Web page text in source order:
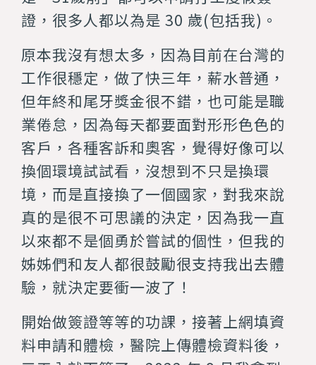
證，很多人都以為是 30 歲(包括我)。
原本我沒有想太多，因為目前在台灣的
工作很穩定，做了快三年，薪水普通，
但年終和尾牙獎金很不錯，也可能是職
業倦怠，因為每天都要面對形形色色的
客戶，各種客訴和奧客，覺得好像可以
換個環境試試看，沒想到不只是換環
境，而是直接換了一個國家，對我來說
真的是很不可思議的決定，因為我一直
以來都不是個勇於嘗試的個性，但我的
姊姊們和友人都很鼓勵很支持我出去體
驗，就決定要衝一波了！
開始做簽證等等的功課，接著上網填資
料申請和體檢，醫院上傳體檢資料後，